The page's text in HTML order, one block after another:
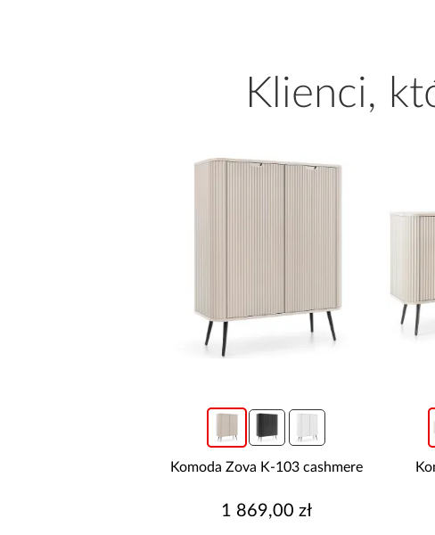
Klienci,
Komoda Zova K-103 cashmere
1 869,00 zł